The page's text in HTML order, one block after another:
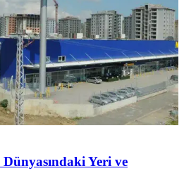
Yeri ve